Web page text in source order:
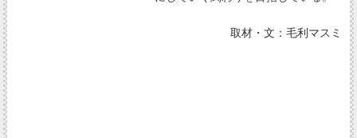
取材・文：毛利マスミ